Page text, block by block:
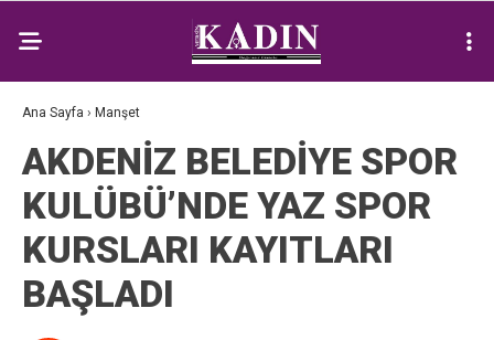
Ana Sayfa › Manşet
AKDENİZ BELEDİYE SPOR
KULÜBÜ’NDE YAZ SPOR
KURSLARI KAYITLARI
BAŞLADI